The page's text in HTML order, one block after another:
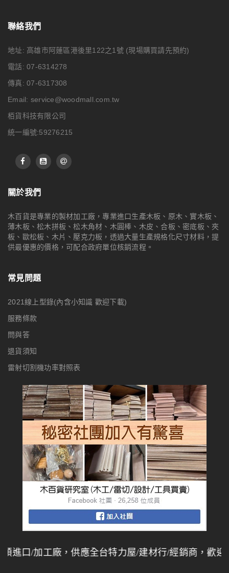
聯絡我們
地址: 高雄市阿蓮區港後里122之1號 (現場購買請先預約)
電話: 07-6314278
傳真: 07-6317308
Email: service@woodmall.com.tw
栢貨科技有限公司
統一編號:59276215
關於我們
木百貨是專業的製材加工廠，專業進口生產木板、原木、實木板、
薄木板、松木拼板、松木角材、木圓棒、木皮、合板、密底板、夾
板、歐松板、木片、壓克力板，透過大量生產規格化尺寸材料，提
供最優惠的價格，可配合政府單位核銷流程。
常見問題
2021線上型錄(內含小知識 歡迎下載)
服務條款
問與答
退貨須知
雷射切割機功率對照表
口/加工廠，供應全台特力屋/建材行/經銷商，歡迎同